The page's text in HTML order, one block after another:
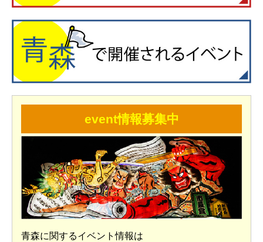
event情報募集中
青森に関するイベント情報は